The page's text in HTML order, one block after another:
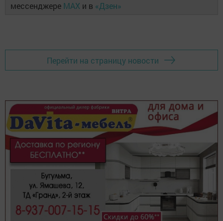
мессенджере MAX и в «Дзен»
Перейти на страницу новости